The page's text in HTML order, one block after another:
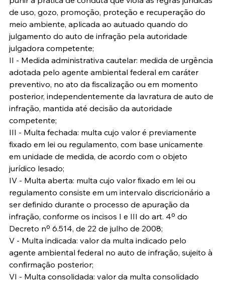
de uso, gozo, promoção, proteção e recuperação do
meio ambiente, aplicada ao autuado quando do
julgamento do auto de infração pela autoridade
julgadora competente;
II - Medida administrativa cautelar: medida de urgência
adotada pelo agente ambiental federal em caráter
preventivo, no ato da fiscalização ou em momento
posterior, independentemente da lavratura de auto de
infração, mantida até decisão da autoridade
competente;
III - Multa fechada: multa cujo valor é previamente
fixado em lei ou regulamento, com base unicamente
em unidade de medida, de acordo com o objeto
jurídico lesado;
IV - Multa aberta: multa cujo valor fixado em lei ou
regulamento consiste em um intervalo discricionário a
ser definido durante o processo de apuração da
infração, conforme os incisos I e III do art. 4º do
Decreto nº 6.514, de 22 de julho de 2008;
V - Multa indicada: valor da multa indicado pelo
agente ambiental federal no auto de infração, sujeito à
confirmação posterior;
VI - Multa consolidada: valor da multa consolidado